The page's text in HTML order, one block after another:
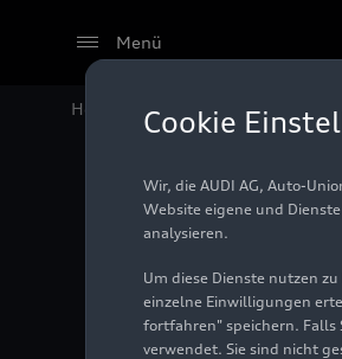
Menü
Home Audi Media Center
Cookie
Wir, die AUDI AG, Auto-
Website eigene und
analysieren.
Um diese Dienste nutzen
einzelne Einwilligungen
fortfahren" speichern. Falls
verwendet. Sie sind nicht